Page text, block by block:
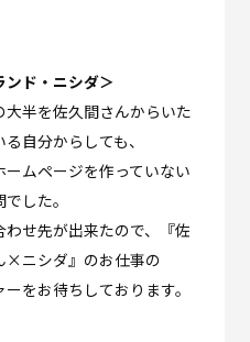
ド・ニシダ＞
半を佐久間さんからいた
自分からしても、
ムページを作っていない
した。
せ先が出来たので、『佐
×ニシダ』のお仕事の
をお待ちしております。